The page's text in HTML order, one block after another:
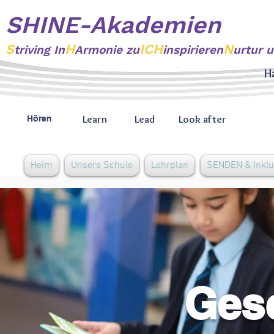
SHINE-Akademien
Striving InHArmonie zuICHinspirierenNurtur
Hören Learn Lead Look after
Heim Unsere Schule Lehrplan SENDEN &